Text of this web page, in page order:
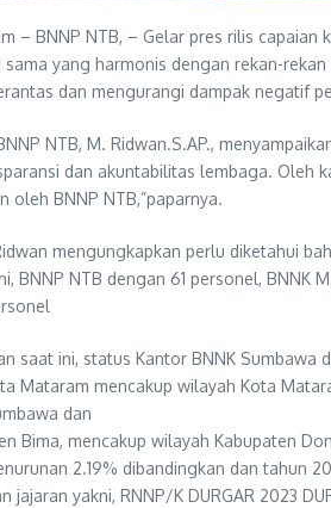
– BNNP NTB, – Gelar pres rilis
sama yang harmonis dengan rekan-
dan mengurangi dampak negatif
NTB, M. Ridwan.S.AP.,
dan akuntabilitas lembaga. Oleh
oleh BNNP NTB,”paparnya.
mengungkapkan perlu diketahui
BNNP NTB dengan 61 personel, BNNK
saat ini, status Kantor BNNK
Mataram mencakup wilayah Kota
dan
Bima, mencakup wilayah Kabupaten
2.19% dibandingkan dan tahun
jajaran yakni, RNNP/K DURGAR 2023